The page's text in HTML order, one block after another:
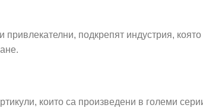
привлекателни, подкрепят индустрия, която
които са произведени в големи